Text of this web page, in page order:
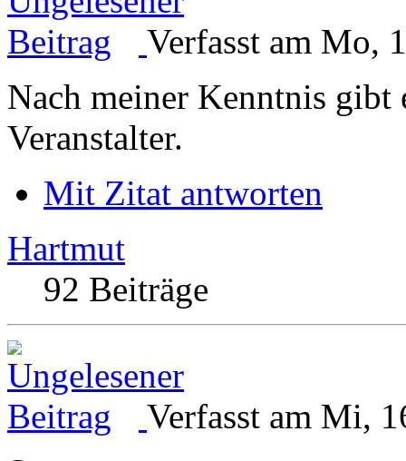
Verfasst am Mo,
Nach meiner Kenntnis gibt
Veranstalter.
Mit Zitat antworten
Hartmut
92 Beiträge
Verfasst am Mi,